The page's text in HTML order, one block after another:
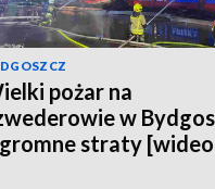
pożar na
w
straty